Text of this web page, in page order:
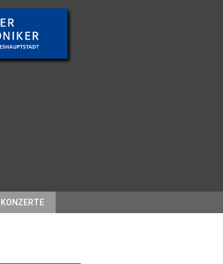
KONZERTE